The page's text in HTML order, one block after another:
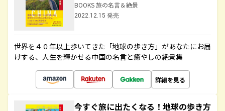
BOOKS 旅の名言＆絶景
2022.12.15 発売
世界を４０年以上歩いてきた「地球の歩き方」があなたにお届
けする、人生を輝かせる中国の名言と癒やしの絶景集
詳細を見る
今すぐ旅に出たくなる！地球の歩き方